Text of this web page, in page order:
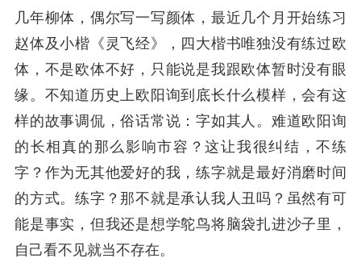
几年柳体，偶尔写一写颜体，最近几个月开始练习
赵体及小楷《灵飞经》，四大楷书唯独没有练过欧
体，不是欧体不好，只能说是我跟欧体暂时没有眼
缘。不知道历史上欧阳询到底长什么模样，会有这
样的故事调侃，俗话常说：字如其人。难道欧阳询
的长相真的那么影响市容？这让我很纠结，不练
字？作为无其他爱好的我，练字就是最好消磨时间
的方式。练字？那不就是承认我人丑吗？虽然有可
能是事实，但我还是想学鸵鸟将脑袋扎进沙子里，
自己看不见就当不存在。